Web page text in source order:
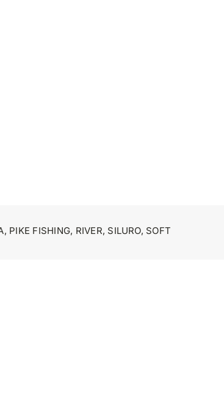
, PIKE FISHING, RIVER, SILURO, SOFT